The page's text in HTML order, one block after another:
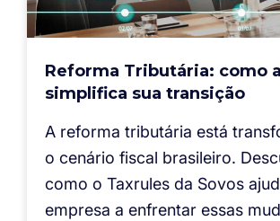
Reforma Tributária: como
simplifica sua transição
A reforma tributária está
o cenário fiscal brasileiro.
como o Taxrules da Sovos
empresa a enfrentar essas